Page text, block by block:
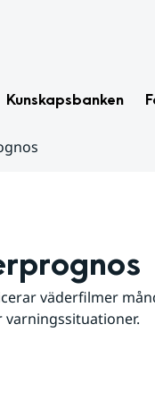
Kunskapsbanken
väderfilmer
varningssituationer.